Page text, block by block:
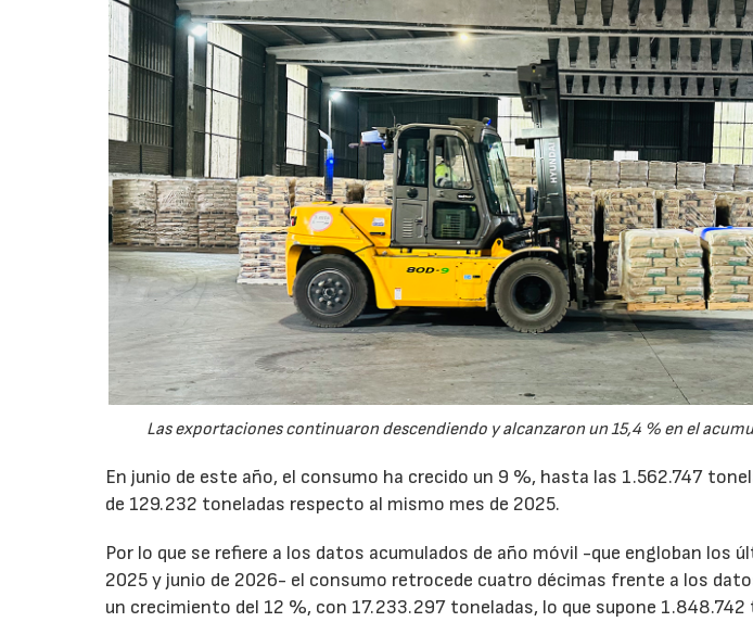
Las exportaciones continuaron descendiendo y alcanzaron un 15,4 % en el
En junio de este año, el consumo ha crecido un 9 %, hasta las 1.562.747
de 129.232 toneladas respecto al mismo mes de 2025.
Por lo que se refiere a los datos acumulados de año móvil -que engloban los
2025 y junio de 2026- el consumo retrocede cuatro décimas frente a los
un crecimiento del 12 %, con 17.233.297 toneladas, lo que supone 1.848.742